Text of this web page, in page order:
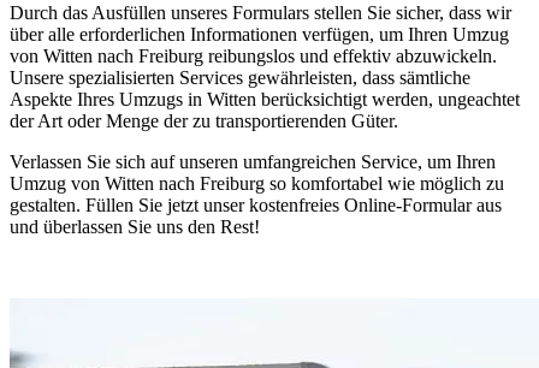
Durch das Ausfüllen unseres Formulars stellen Sie sicher, dass wir
über alle erforderlichen Informationen verfügen, um Ihren Umzug
von Witten nach Freiburg reibungslos und effektiv abzuwickeln.
Unsere spezialisierten Services gewährleisten, dass sämtliche
Aspekte Ihres Umzugs in Witten berücksichtigt werden, ungeachtet
der Art oder Menge der zu transportierenden Güter.
Verlassen Sie sich auf unseren umfangreichen Service, um Ihren
Umzug von Witten nach Freiburg so komfortabel wie möglich zu
gestalten. Füllen Sie jetzt unser kostenfreies Online-Formular aus
und überlassen Sie uns den Rest!